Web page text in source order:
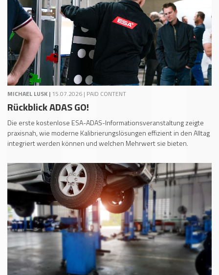
MICHAEL LUSK | 15.07.2026 | PAID CONTENT
Rückblick ADAS GO!
Die erste kostenlose ESA-ADAS-Informationsveranstaltung zeigte
praxisnah, wie moderne Kalibrierungslösungen effizient in den Alltag
integriert werden können und welchen Mehrwert sie bieten.